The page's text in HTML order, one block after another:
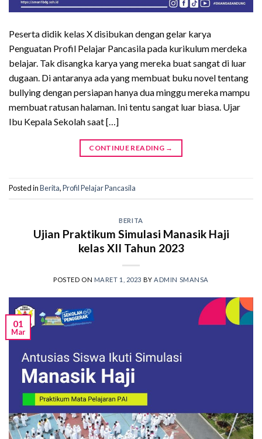
Peserta didik kelas X disibukan dengan gelar karya
Penguatan Profil Pelajar Pancasila pada kurikulum merdeka
belajar. Tak disangka karya yang mereka buat sangat di luar
dugaan. Di antaranya ada yang membuat buku novel tentang
bullying dengan persiapan hanya dua minggu mereka mampu
membuat ratusan halaman. Ini tentu sangat luar biasa. Ujar
Ibu Kepala Sekolah saat […]
CONTINUE READING →
Posted inBerita,Profil Pelajar Pancasila
BERITA
Ujian Praktikum Simulasi Manasik Haji
kelas XII Tahun 2023
POSTED ON MARET 1, 2023 BY ADMIN SMANSA
01
Mar